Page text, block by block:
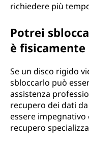
richiedere più
Potrei
è
Se un disco rigido
sbloccarlo può
assistenza
recupero dei dati
essere impegnativo
recupero